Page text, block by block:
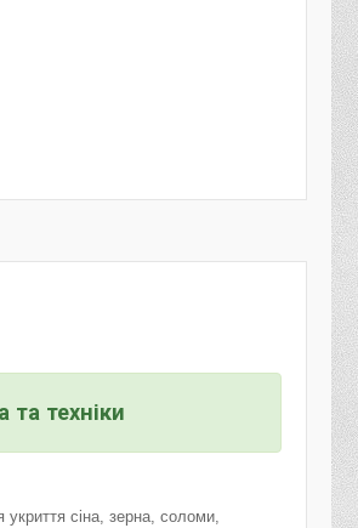
техніки
сіна, зерна, соломи,